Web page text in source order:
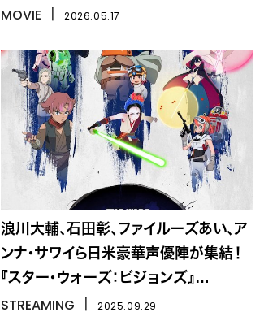
MOVIE 2026.05.17
浪川大輔、石田彰、ファイルーズあい、ア
ンナ・サワイら日米豪華声優陣が集結！
『スター・ウォーズ：ビジョンズ』
Volume3
STREAMING 2025.09.29